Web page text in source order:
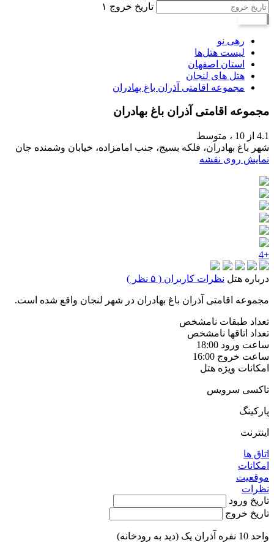
تاریخ خروج ۱
رهی نو
لیست هتل‌ها
استان اصفهان
هتل های لنجان
مجموعه اقامتی آذران باغ بهادران
مجموعه اقامتی آذران باغ بهادران
4.1 از 10 ،
متوسط
شهر باغ بهادران، فلکه بسیج، جنب امامزاده، خیابان وشمنده جان
نمایش روی نقشه
+4
درباره هتل نظرات کاربران ( ۵ نظر )
مجموعه اقامتی آذران باغ بهادران در شهر لنجان واقع شده است.
تعداد طبقات نامشخص
تعداد اتاقها نامشخص
ساعت ورود 18:00
ساعت خروج 16:00
امکانات ویژه هتل
تاکسی سرویس
پارکینگ
اینترنت
اتاق ها
امکانات
موقعیت
نظرات
تاریخ ورود
تاریخ خروج
واحد 10 نفره آذران یک (دید به رودخانه)